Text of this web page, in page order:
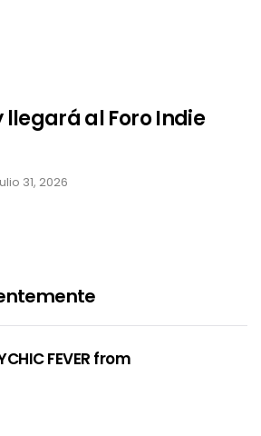
llegará al Foro Indie
31, 2026
FEVER from